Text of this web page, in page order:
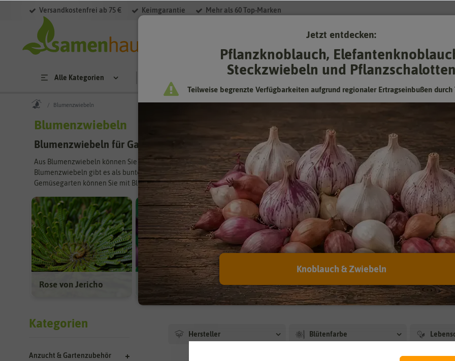
Versandkostenfrei ab 75 € Keimgarantie Mehr als 60 Top-Marken
Alle Kategorien
Blumenzwiebeln
Blumenzwiebeln
Blumenzwiebeln für Garten und Balkon
Aus Blumenzwiebeln können Sie leicht die schönsten Blumen im Garten und auf dem Balkon ziehen. Die Zwiebeln brauchen nach
Blumenzwiebeln gibt es als bunte Mischung oder sortenrein. Je nach Art blühen die Blumen im Frühjahr, Sommer oder Herbst.
Gemüsegarten können Sie mit Blumenzwiebeln schnell ausfüllen.
Rose von Jericho Schwarzblühende Kaiserkronen
Kategorien
Anzucht & Gartenzubehör
Hersteller Blütenfarbe
Filter
Jetzt entdecken:
Pflanzknoblauch,
Steckzwiebeln und Pflanzschalotten
Teilweise begrenzte Verfügbarkeiten aufgrund regionaler Ertragseinbußen durch
Knoblauch & Zwiebeln